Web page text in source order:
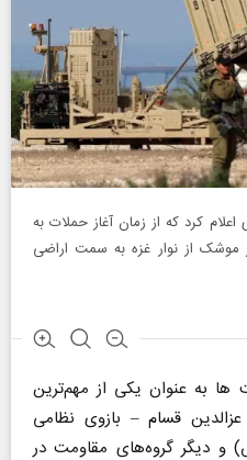
کرد که از زمان آغاز حملات به
۷ اکتبر، بیش از ۱۱ هزار موشک از نوار غزه به سمت اراضی
ها به عنوان یکی از مهم‌ترین
قسام – بازوی نظامی
دیگر گروه‌های مقاومت در